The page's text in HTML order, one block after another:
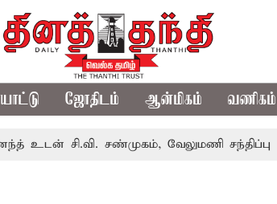
ஜோதிடம் ஆன்மிகம் வணிகம்
சண்முகம், வேலுமணி சந்திப்பு மண்